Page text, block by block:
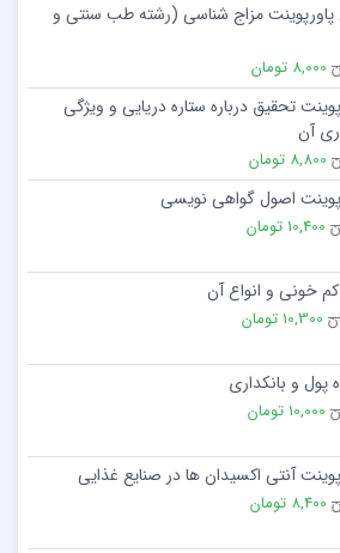
پاورپوینت مزاج شناسی (رشته طب سنتی و
8,000 تومان
تحقیق درباره ستاره دریایی و ویژگی
آن
8,800 تومان
اصول گواهی نویسی
10,400 تومان
خونی و انواع آن
10,300 تومان
پول و بانکداری
10,000 تومان
آنتی اکسیدان ها در صنایع غذایی
8,400 تومان